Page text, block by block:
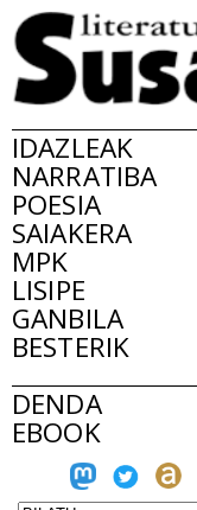
IDAZLEAK
NARRATIBA
POESIA
SAIAKERA
MPK
LISIPE
GANBILA
BESTERIK
DENDA
EBOOK